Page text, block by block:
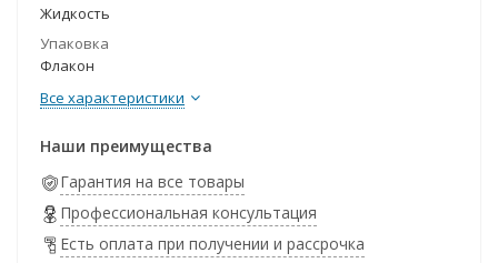
Жидкость
Упаковка
Флакон
Все характеристики
Наши преимущества
Гарантия на все товары
Профессиональная консультация
Есть оплата при получении и рассрочка